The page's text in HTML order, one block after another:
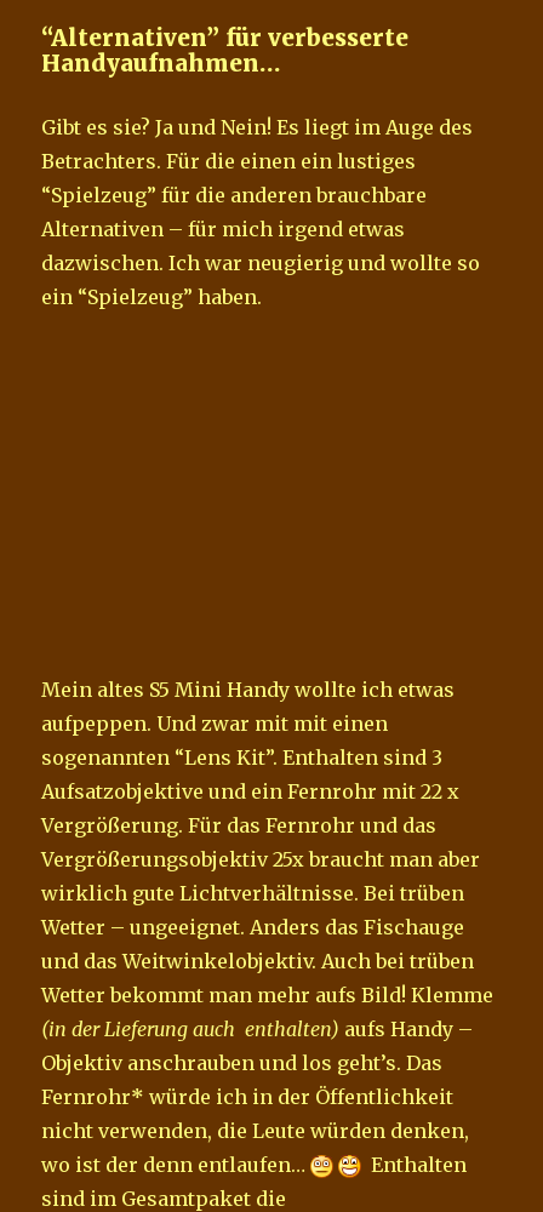
“Alternativen” für verbesserte
Handyaufnahmen…
Gibt es sie? Ja und Nein! Es liegt im Auge des
Betrachters. Für die einen ein lustiges
“Spielzeug” für die anderen brauchbare
Alternativen – für mich irgend etwas
dazwischen. Ich war neugierig und wollte so
ein “Spielzeug” haben.
Mein altes S5 Mini Handy wollte ich etwas
aufpeppen. Und zwar mit mit einen
sogenannten “Lens Kit”. Enthalten sind 3
Aufsatzobjektive und ein Fernrohr mit 22 x
Vergrößerung. Für das Fernrohr und das
Vergrößerungsobjektiv 25x braucht man aber
wirklich gute Lichtverhältnisse. Bei trüben
Wetter – ungeeignet. Anders das Fischauge
und das Weitwinkelobjektiv. Auch bei trüben
Wetter bekommt man mehr aufs Bild! Klemme
(in der Lieferung auch enthalten) aufs Handy –
Objektiv anschrauben und los geht’s. Das
Fernrohr* würde ich in der Öffentlichkeit
nicht verwenden, die Leute würden denken,
wo ist der denn entlaufen…
Enthalten
sind im Gesamtpaket die